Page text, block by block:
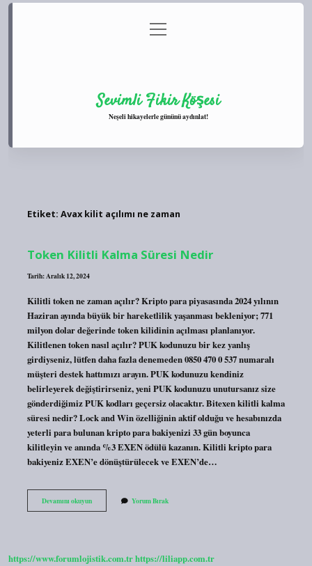
Gizlilik Politikası
menüyü
aç
Sevimli Fikir Köşesi
Neşeli hikayelerle gününü aydınlat!
Etiket: Avax kilit açılımı ne zaman
Token Kilitli Kalma Süresi Nedir
Tarih: Aralık 12, 2024
Kilitli token ne zaman açılır? Kripto para piyasasında 2024 yılının
Haziran ayında büyük bir hareketlilik yaşanması bekleniyor; 771
milyon dolar değerinde token kilidinin açılması planlanıyor.
Kilitlenen token nasıl açılır? PUK kodunuzu bir kez yanlış
girdiyseniz, lütfen daha fazla denemeden 0850 470 0 537 numaralı
müşteri destek hattımızı arayın. PUK kodunuzu kendiniz
belirleyerek değiştirirseniz, yeni PUK kodunuzu unutursanız size
gönderdiğimiz PUK kodları geçersiz olacaktır. Bitexen kilitli kalma
süresi nedir? Lock and Win özelliğinin aktif olduğu ve hesabınızda
yeterli para bulunan kripto para bakiyenizi 33 gün boyunca
kilitleyin ve anında %3 EXEN ödülü kazanın. Kilitli kripto para
bakiyeniz EXEN’e dönüştürülecek ve EXEN’de…
Devamını okuyunToken
Kilitli
Yorum Bırak
https://www.forumlojistik.com.trhttps://liliapp.com.tr